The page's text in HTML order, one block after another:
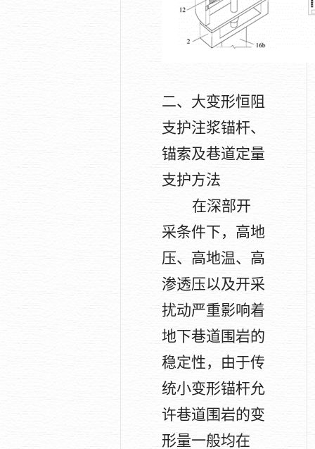
二、大变形恒阻
支护注浆锚杆、
锚索及巷道定量
支护方法
在深部开
采条件下，高地
压、高地温、高
渗透压以及开采
扰动严重影响着
地下巷道围岩的
稳定性，由于传
统小变形锚杆允
许巷道围岩的变
形量一般均在